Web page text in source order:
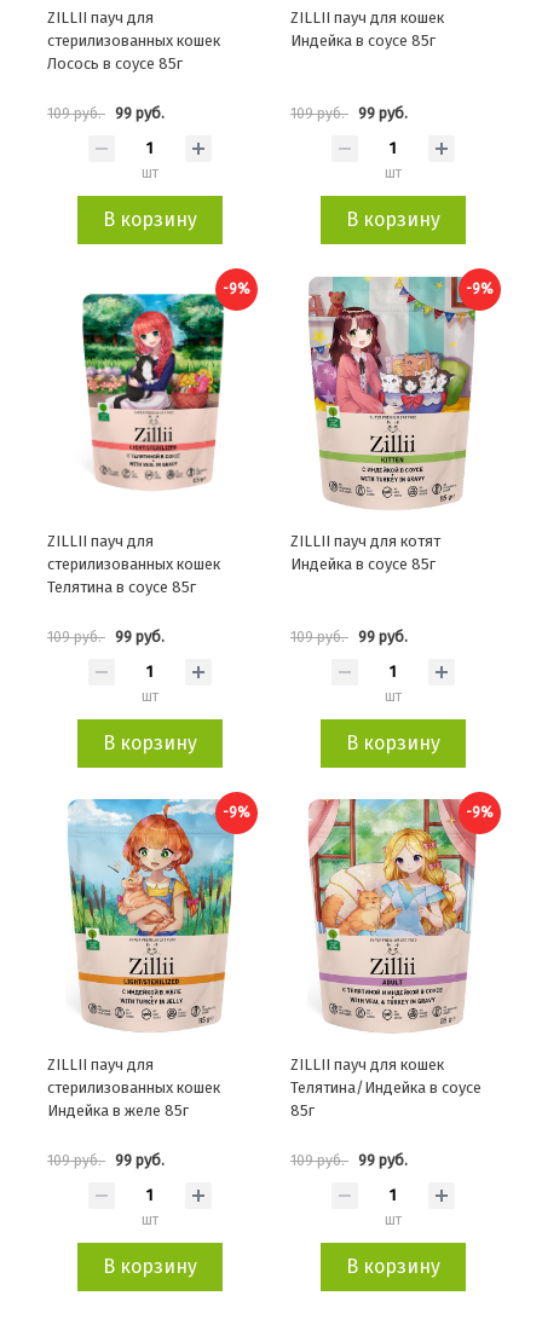
ZILLII пауч для
стерилизованных кошек
Лосось в соусе 85г
109 руб. 99 руб.
шт
В корзину
ZILLII пауч для кошек
Индейка в соусе 85г
109 руб. 99 руб.
шт
В корзину
-9%
ZILLII пауч для
стерилизованных кошек
Телятина в соусе 85г
109 руб. 99 руб.
шт
В корзину
-9%
ZILLII пауч для котят
Индейка в соусе 85г
109 руб. 99 руб.
шт
В корзину
-9%
ZILLII пауч для
стерилизованных кошек
Индейка в желе 85г
109 руб. 99 руб.
шт
В корзину
-9%
ZILLII пауч для кошек
Телятина/Индейка в соусе
85г
109 руб. 99 руб.
шт
В корзину